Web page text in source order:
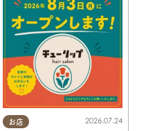
お店 2026.07.24